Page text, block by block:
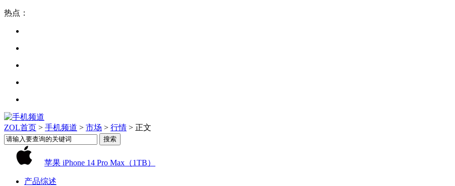
热点：
ZOL首页 > 手机频道 > 市场 > 行情 > 正文
苹果 iPhone 14 Pro Max（1TB）
产品综述